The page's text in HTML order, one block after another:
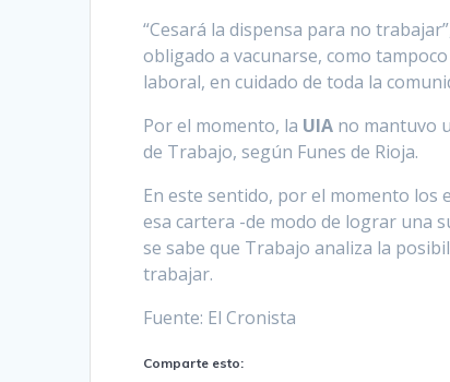
“Cesará la dispensa para no
obligado a vacunarse, como
laboral, en cuidado de toda la
Por el momento, la UIA no mantuvo
de Trabajo, según Funes de Rioja.
En este sentido, por el momento
esa cartera -de modo de lograr una
se sabe que Trabajo analiza la
trabajar.
Fuente: El Cronista
Comparte esto: